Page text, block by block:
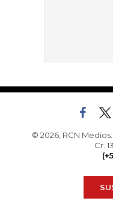
© 2026, RCN
Cr.